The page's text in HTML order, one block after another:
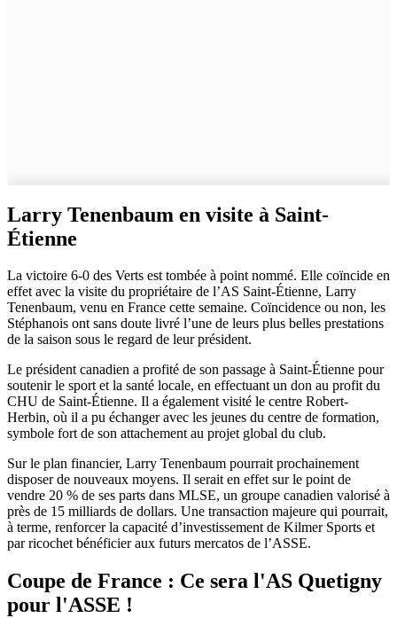
Larry Tenenbaum en visite à Saint-
Étienne
La victoire 6-0 des Verts est tombée à point nommé. Elle coïncide en
effet avec la visite du propriétaire de l’AS Saint-Étienne, Larry
Tenenbaum, venu en France cette semaine. Coïncidence ou non, les
Stéphanois ont sans doute livré l’une de leurs plus belles prestations
de la saison sous le regard de leur président.
Le président canadien a profité de son passage à Saint-Étienne pour
soutenir le sport et la santé locale, en effectuant un don au profit du
CHU de Saint-Étienne. Il a également visité le centre Robert-
Herbin, où il a pu échanger avec les jeunes du centre de formation,
symbole fort de son attachement au projet global du club.
Sur le plan financier, Larry Tenenbaum pourrait prochainement
disposer de nouveaux moyens. Il serait en effet sur le point de
vendre 20 % de ses parts dans MLSE, un groupe canadien valorisé à
près de 15 milliards de dollars. Une transaction majeure qui pourrait,
à terme, renforcer la capacité d’investissement de Kilmer Sports et
par ricochet bénéficier aux futurs mercatos de l’ASSE.
Coupe de France : Ce sera l'AS Quetigny
pour l'ASSE !